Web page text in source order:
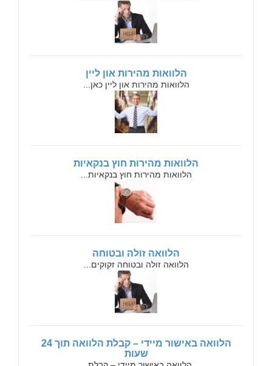
הלוואות מהירות און ליין
הלוואות מהירות און ליין כאן...
הלוואות מהירות חוץ בנקאיות
הלוואות מהירות חוץ בנקאיות...
הלוואה זולה ובטוחה
הלוואה זולה ובטוחה זקוקים...
הלוואה באישור מיידי – קבלת הלוואה תוך 24
שעות